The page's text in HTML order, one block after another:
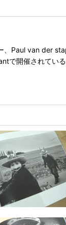
、Paul van der
で開催されてい